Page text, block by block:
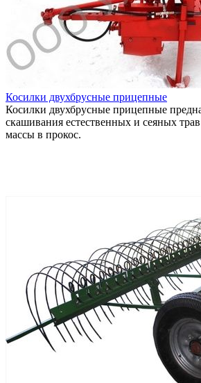
Косилки двухбрусные прицепные
Косилки двухбрусные прицепные
скашивания естественных и сеяных
массы в прокос.